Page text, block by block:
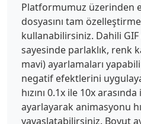
Platformumuz üzerinden
dosyasını tam
kullanabilirsiniz. Dahili
sayesinde parlaklık, renk
mavi) ayarlamaları
negatif efektlerini
hızını 0.1x ile 10x
ayarlayarak animasyonu
yavaşlatabilirsiniz. Boyut